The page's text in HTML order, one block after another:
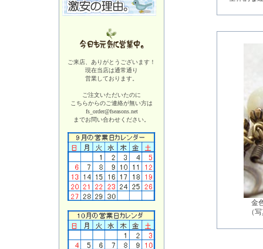
ご来店、ありがとうございます！
現在当店は通常通り
営業しております。
ご注文いただいたのに
こちらからのご連絡が無い方は
fs_order@fseasons.net
までお問い合わせください。
金
（